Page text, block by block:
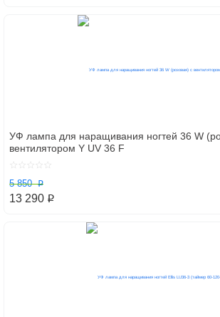
УФ лампа для наращивания ногтей 36 W
вентилятором Y UV 36 F
5 850 p
13 290 p